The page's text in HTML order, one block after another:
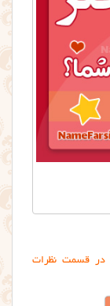
در قسمت نظرات